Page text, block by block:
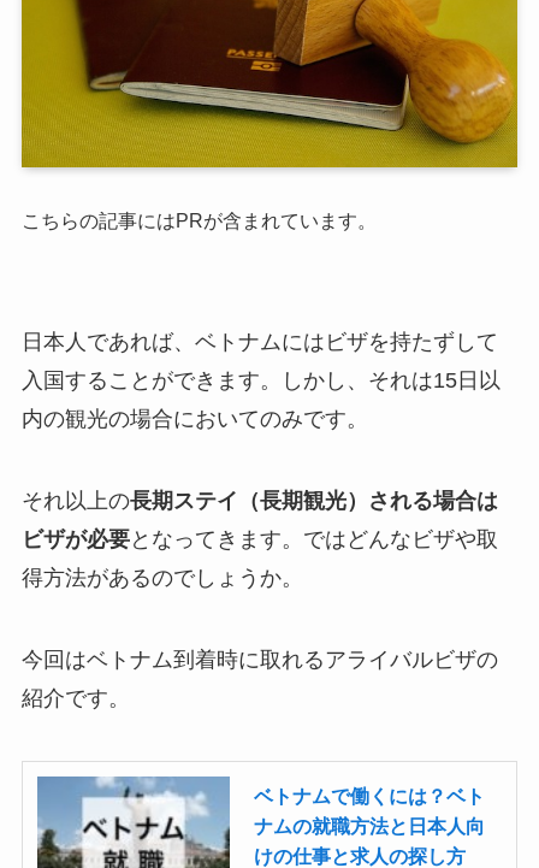
こちらの記事にはPRが含まれています。
日本人であれば、ベトナムにはビザを持たずして
入国することができます。しかし、それは15日以
内の観光の場合においてのみです。
それ以上の長期ステイ（長期観光）される場合は
ビザが必要となってきます。ではどんなビザや取
得方法があるのでしょうか。
今回はベトナム到着時に取れるアライバルビザの
紹介です。
ベトナムで働くには？ベト
ナムの就職方法と日本人向
けの仕事と求人の探し方